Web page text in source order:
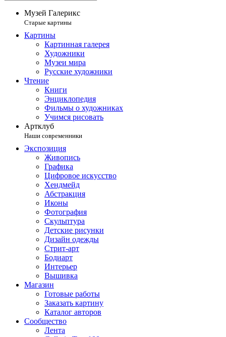
Музей Галерикс
Старые картины
Картины
Картинная галерея
Художники
Музеи мира
Русские художники
Чтение
Книги
Энциклопедия
Фильмы о художниках
Учимся рисовать
Артклуб
Наши современники
Экспозиция
Живопись
Графика
Цифровое искусство
Хендмейд
Абстракция
Иконы
Фотография
Скульптура
Детские рисунки
Дизайн одежды
Стрит-арт
Бодиарт
Интерьер
Вышивка
Магазин
Готовые работы
Заказать картину
Каталог авторов
Сообщество
Лента